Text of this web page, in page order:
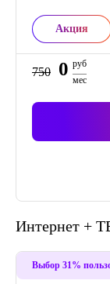
Акция
750 0 руб
мес
Интернет +
Выбор 31%